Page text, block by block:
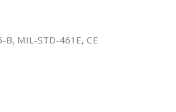
MIL-STD-461E, CE